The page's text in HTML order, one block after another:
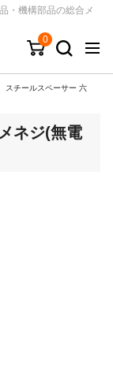
・機構部品の総合メ
0
スチールスペーサー 六
ネジ(無電